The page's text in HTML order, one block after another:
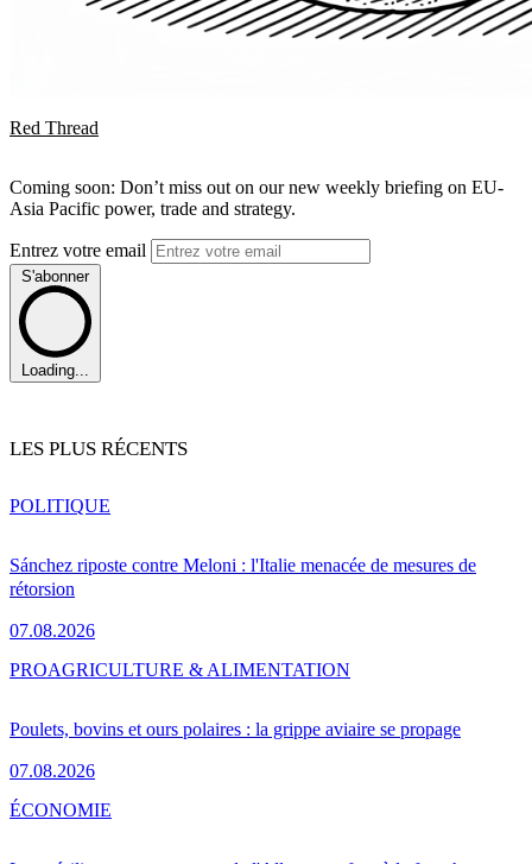
Red Thread
Coming soon: Don’t miss out on our new weekly briefing on EU-
Asia Pacific power, trade and strategy.
Entrez votre email
S'abonner
Loading...
LES PLUS RÉCENTS
Sánchez riposte contre Meloni : l'Italie menacée de mesures de
rétorsion
07.08.2026
POLITIQUE
Poulets, bovins et ours polaires : la grippe aviaire se propage
07.08.2026
PROAGRICULTURE & ALIMENTATION
ÉCONOMIE